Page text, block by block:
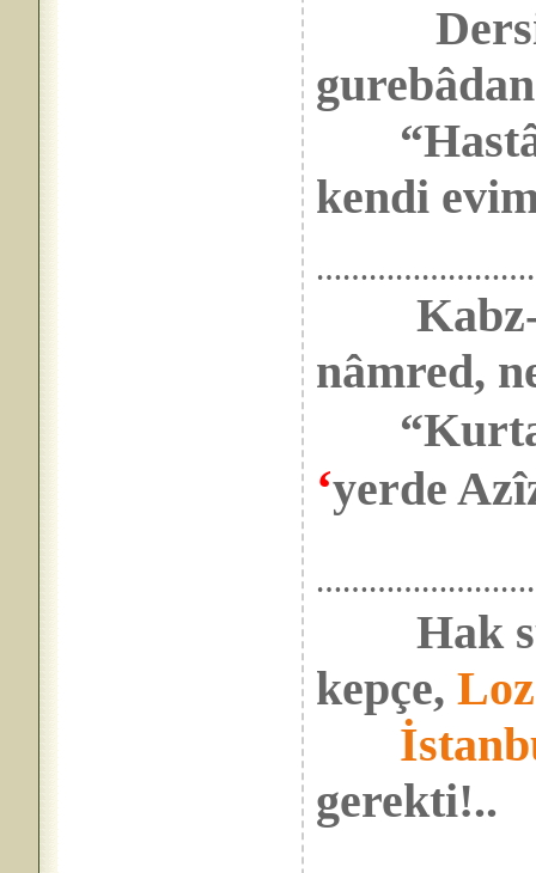
kendi
nâmred,
‘yerde
Hak
kepçe,
gerekti!..